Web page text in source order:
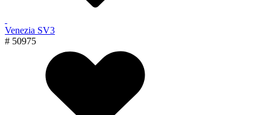
Venezia SV3
# 50975